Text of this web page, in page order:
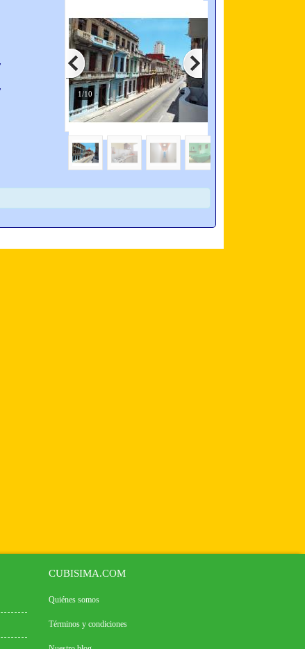
1/10
CUBISIMA.COM
Quiénes somos
Términos y condiciones